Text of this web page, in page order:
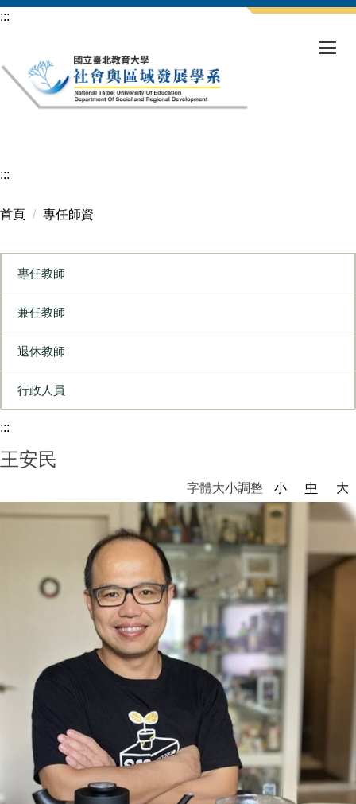
跳
要
內
:::
:::
首頁 專任師資
專任教師
兼任教師
退休教師
行政人員
:::
王安民
字體大小調整 小 中 大